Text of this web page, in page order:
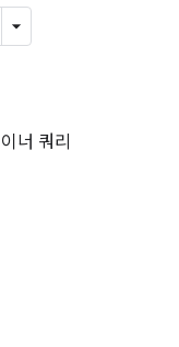
너 쿼리